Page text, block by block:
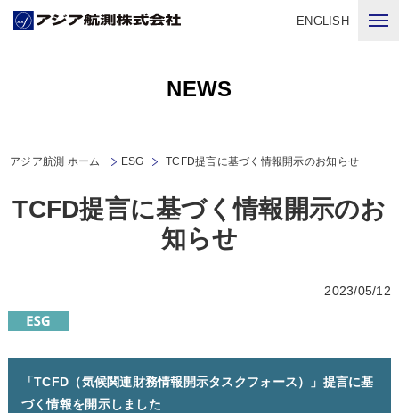
ENGLISH
NEWS
アジア航測 ホーム ESG TCFD提言に基づく情報開示のお知らせ
TCFD提言に基づく情報開示のお
知らせ
2023/05/12
「TCFD（気候関連財務情報開示タスクフォース）」提言に基
づく情報を開示しました